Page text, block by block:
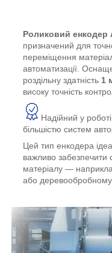
Роликовий енкодер
призначений для
переміщення
автоматизації.
роздільну здатність 1
високу точність
Надійний у
більшістю систем
Цей тип енкодера
важливо забезпечити
матеріалу —
або деревообробному